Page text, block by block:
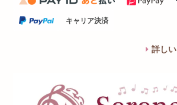
キャリア決済
詳し